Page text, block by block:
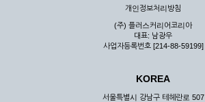
개인정보처리방침
(주) 플러스커리어코리아
대표: 남광우
사업자등록번호 [214-88-59199]
KOREA
서울특별시 강남구 테헤란로 507